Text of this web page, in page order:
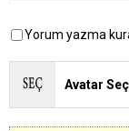
Yorum yazma
Avatar Seç